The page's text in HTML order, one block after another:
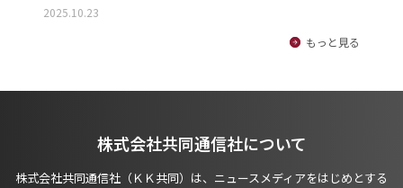
2025.10.23
もっと見る
株式会社共同通信社について
株式会社共同通信社（ＫＫ共同）は、ニュースメディアをはじめとする